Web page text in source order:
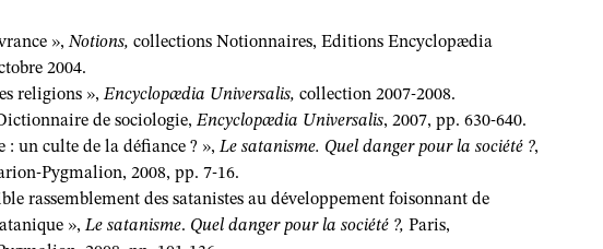
»,Notions, collections Notionnaires, Editions Encyclopædia
2004.
religions », Encyclopædia Universalis, collection 2007-2008.
de sociologie, Encyclopædia Universalis, 2007, pp. 630-640.
: un culte de la défiance ? », Le satanisme. Quel danger pour la société ?,
Pygmalion, 2008, pp. 7-16.
rassemblement des satanistes au développement foisonnant de
», Le satanisme. Quel danger pour la société ?, Paris,